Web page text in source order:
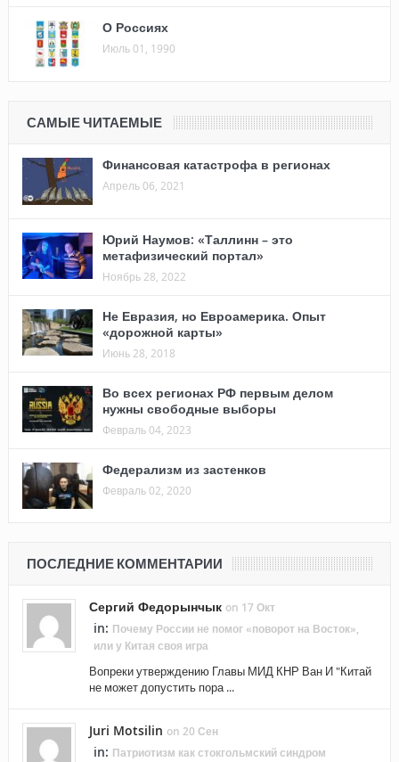
О Россиях
Июль 01, 1990
САМЫЕ ЧИТАЕМЫЕ
Финансовая катастрофа в регионах
Апрель 06, 2021
Юрий Наумов: «Таллинн – это
метафизический портал»
Ноябрь 28, 2022
Не Евразия, но Евроамерика. Опыт
«дорожной карты»
Июнь 28, 2018
Во всех регионах РФ первым делом
нужны свободные выборы
Февраль 04, 2023
Федерализм из застенков
Февраль 02, 2020
ПОСЛЕДНИЕ КОММЕНТАРИИ
Сергий Федорынчык on 17 Окт
in: Почему России не помог «поворот на Восток»,
или у Китая своя игра
Вопреки утверждению Главы МИД КНР Ван И "Китай
не может допустить пора ...
Juri Motsilin on 20 Сен
in: Патриотизм как стокгольмский синдром